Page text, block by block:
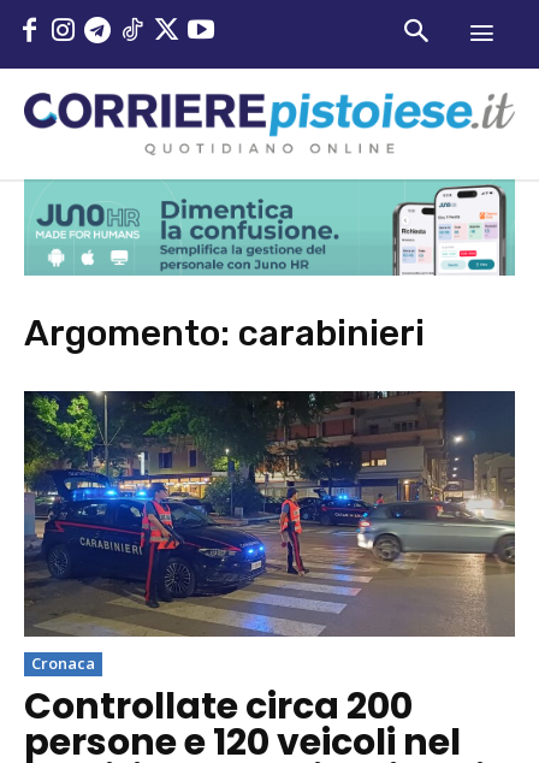
Argomento: carabinieri
Cronaca
Controllate circa 200
persone e 120 veicoli nel